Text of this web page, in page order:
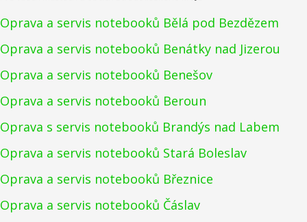
Oprava a servis notebooků Bělá pod Bezdězem
Oprava a servis notebooků Benátky nad Jizerou
Oprava a servis notebooků Benešov
Oprava a servis notebooků Beroun
Oprava s servis notebooků Brandýs nad Labem
Oprava a servis notebooků Stará Boleslav
Oprava a servis notebooků Březnice
Oprava a servis notebooků Čáslav